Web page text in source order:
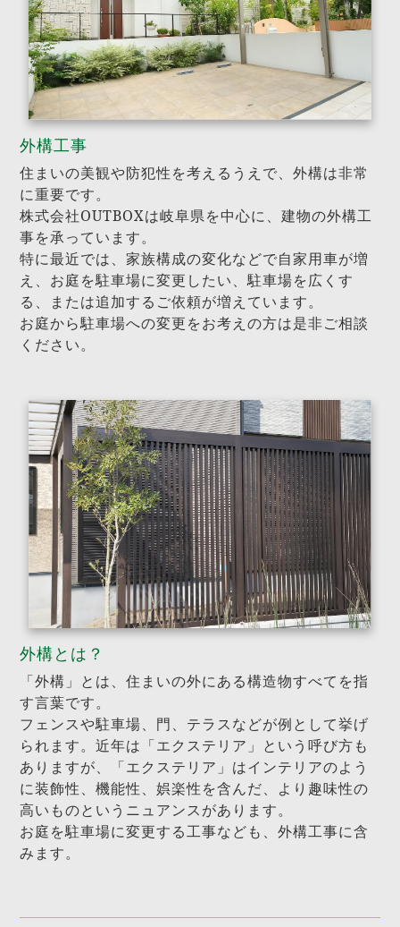
外構工事
住まいの美観や防犯性を考えるうえで、外構は非常
に重要です。
株式会社OUTBOXは岐阜県を中心に、建物の外構工
事を承っています。
特に最近では、家族構成の変化などで自家用車が増
え、お庭を駐車場に変更したい、駐車場を広くす
る、または追加するご依頼が増えています。
お庭から駐車場への変更をお考えの方は是非ご相談
ください。
外構とは？
「外構」とは、住まいの外にある構造物すべてを指
す言葉です。
フェンスや駐車場、門、テラスなどが例として挙げ
られます。近年は「エクステリア」という呼び方も
ありますが、「エクステリア」はインテリアのよう
に装飾性、機能性、娯楽性を含んだ、より趣味性の
高いものというニュアンスがあります。
お庭を駐車場に変更する工事なども、外構工事に含
みます。